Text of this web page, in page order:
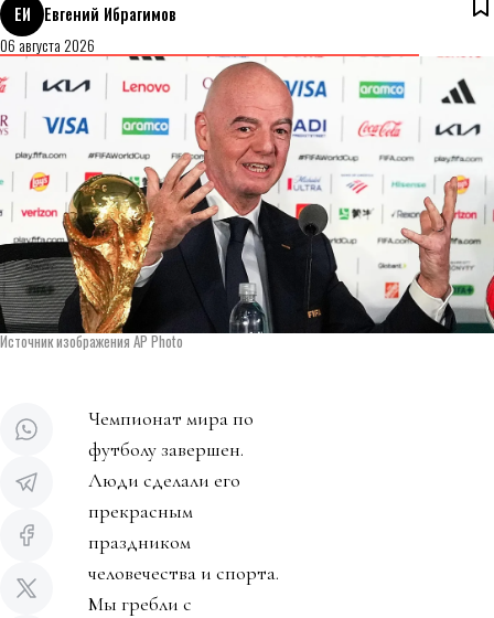
ЕИ
Евгений Ибрагимов
06 августа 2026
Источник изображения AP Photo
Чемпионат мира по
футболу завершен.
Люди сделали его
прекрасным
праздником
человечества и спорта.
Мы гребли с